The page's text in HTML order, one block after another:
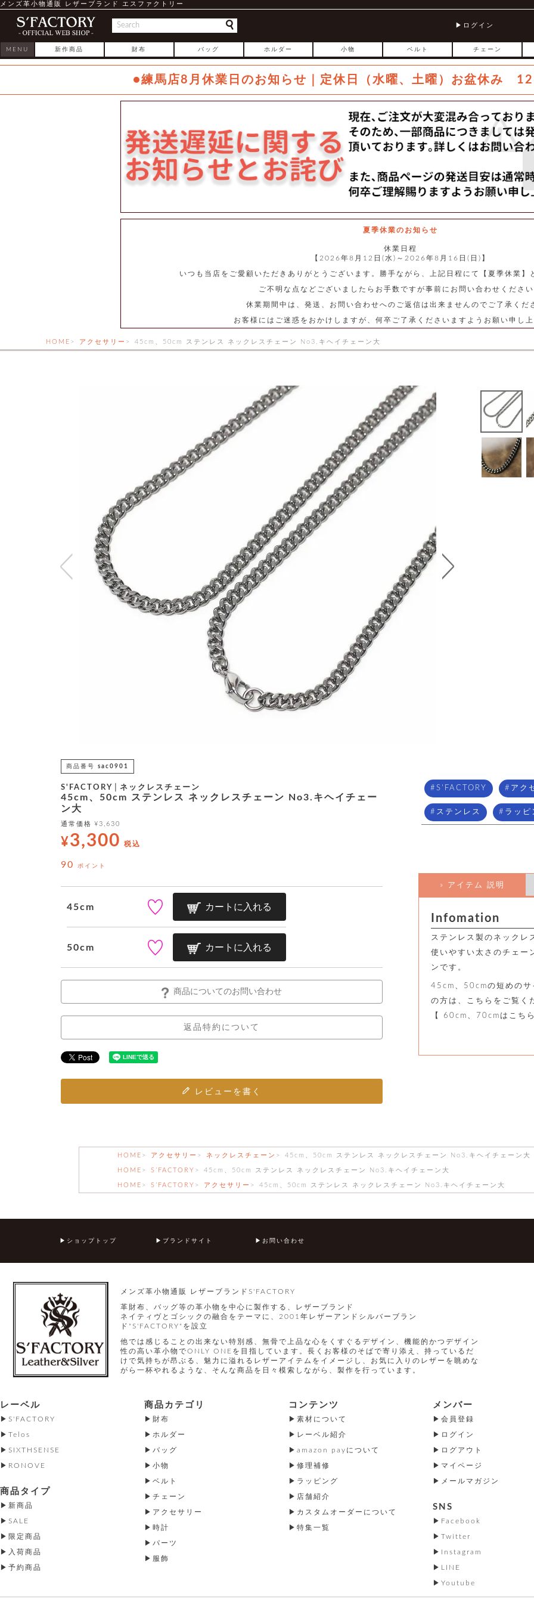
メンズ革小物通販 レザーブランド エスファクトリー
ログイン
MENU 新作商品 財布 バッグ ホルダー 小物 ベルト チェーン
●練馬店8月休業日のお知らせ｜定休日（水曜、土曜）お盆休み 12
夏季休業のお知らせ
休業日程
【2026年8月12日(水)～2026年8月16日(日)】
いつも当店をご愛顧いただきありがとうございます。勝手ながら、上記日程にて【夏季休業】
ご不明な点などございましたらお手数ですが事前にお問い合わせください
休業期間中は、発送、お問い合わせへのご返信は出来ませんのでご了承くだ
お客様にはご迷惑をおかけしますが、何卒ご了承くださいますようお願い申し上
HOME アクセサリー 45cm、50cm ステンレス ネックレスチェーン No3.キヘイチェーン大
商品番号 sac0901
S'FACTORY│ネックレスチェーン
45cm、50cm ステンレス ネックレスチェーン No3.キヘイチェー
ン大
通常価格 ¥3,630
¥3,300 税込
90 ポイント
45cm カートに入れる
50cm カートに入れる
商品についてのお問い合わせ
返品特約について
レビューを書く
S'FACTORY アク
ステンレス ラッピ
» アイテム 説明
Infomation
ステンレス製のネックレ
使いやすい太さのチェー
ンです。
45cm、50cmの短めのサ
の方は、こちらをご覧く
【 60cm、70cmはこち
HOME アクセサリー ネックレスチェーン 45cm、50cm ステンレス ネックレスチェーン No3.キヘイチェーン大
HOME S’FACTORY 45cm、50cm ステンレス ネックレスチェーン No3.キヘイチェーン大
HOME S’FACTORY アクセサリー 45cm、50cm ステンレス ネックレスチェーン No3.キヘイチェーン大
ショップトップ ブランドサイト お問い合わせ
メンズ革小物通販 レザーブランドS'FACTORY
革財布、バッグ等の革小物を中心に製作する、レザーブランド
ネイティヴとゴシックの融合をテーマに、2001年レザーアンドシルバーブラン
ド"S'FACTORY"を設立
他では感じることの出来ない特別感、無骨で上品な心をくすぐるデザイン、機能的かつデザイン
性の高い革小物でONLY ONEを目指しています。長くお客様のそばで寄り添え、持っているだ
けで気持ちが昂ぶる、魅力に溢れるレザーアイテムをイメージし、お気に入りのレザーを眺めな
がら一杯やれるような、そんな商品を日々模索しながら、製作を行っています。
レーベル
S'FACTORY
Telos
SIXTHSENSE
RONOVE
商品タイプ
新商品
SALE
限定商品
入荷商品
予約商品
商品カテゴリ
財布
ホルダー
バッグ
小物
ベルト
チェーン
アクセサリー
時計
パーツ
服飾
コンテンツ
素材について
レーベル紹介
amazon payについて
修理補修
ラッピング
店舗紹介
カスタムオーダーについて
特集一覧
メンバー
会員登録
ログイン
ログアウト
マイページ
メールマガジン
SNS
Facebook
Twitter
Instagram
LINE
Youtube